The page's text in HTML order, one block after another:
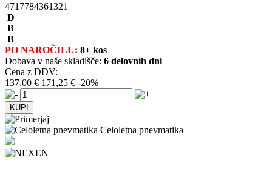
4717784361321
D
B
B
PO NAROČILU: 8+ kos
Dobava v naše skladišče: 6 delovnih dni
Cena z DDV:
137,00 € 171,25 € -20%
Celoletna pnevmatika